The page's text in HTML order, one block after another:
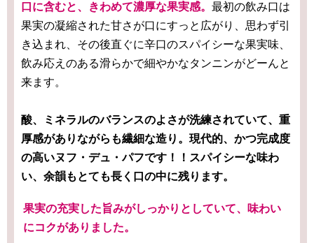
口に含むと、きわめて濃厚な果実感。 最初の飲み口は
果実の凝縮された甘さが口にすっと広がり、思わず引
き込まれ、その後直ぐに辛口のスパイシーな果実味、
飲み応えのある滑らかで細やかなタンニンがどーんと
来ます。
酸、ミネラルのバランスのよさが洗練されていて、重
厚感がありながらも繊細な造り。現代的、かつ完成度
の高いヌフ・デュ・パフです！！スパイシーな味わ
い、余韻もとても長く口の中に残ります。
果実の充実した旨みがしっかりとしていて、味わい
にコクがありました。